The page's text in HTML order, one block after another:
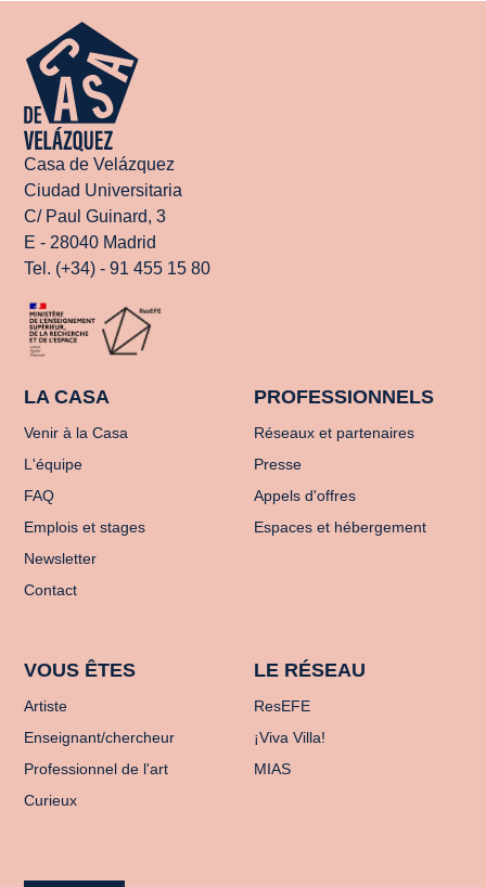
Casa de Velázquez
Ciudad Universitaria
C/ Paul Guinard, 3
E - 28040 Madrid
Tel. (+34) - 91 455 15 80
LA CASA
Venir à la Casa
L'équipe
FAQ
Emplois et stages
Newsletter
Contact
PROFESSIONNELS
Réseaux et partenaires
Presse
Appels d'offres
Espaces et hébergement
VOUS ÊTES
Artiste
Enseignant/chercheur
Professionnel de l'art
Curieux
LE RÉSEAU
ResEFE
¡Viva Villa!
MIAS